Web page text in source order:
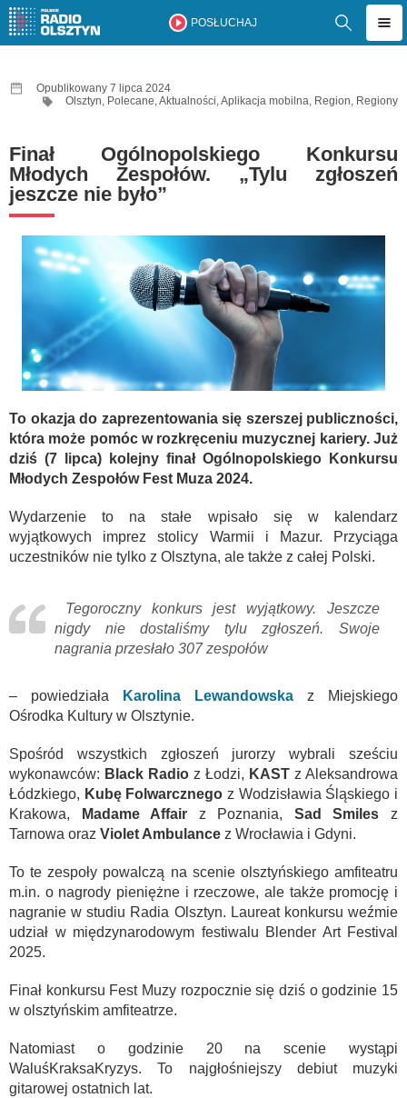
POSŁUCHAJ
Opublikowany 7 lipca 2024
Olsztyn, Polecane,Aktualności,Aplikacja mobilna, Region, Regiony
Finał Ogólnopolskiego Konkursu
Młodych Zespołów. „Tylu zgłoszeń
jeszcze nie było”
To okazja do zaprezentowania się szerszej publiczności,
która może pomóc w rozkręceniu muzycznej kariery. Już
dziś (7 lipca) kolejny finał Ogólnopolskiego Konkursu
Młodych Zespołów Fest Muza 2024.
Wydarzenie to na stałe wpisało się w kalendarz
wyjątkowych imprez stolicy Warmii i Mazur. Przyciąga
uczestników nie tylko z Olsztyna, ale także z całej Polski.
Tegoroczny konkurs jest wyjątkowy. Jeszcze
nigdy nie dostaliśmy tylu zgłoszeń. Swoje
nagrania przesłało 307 zespołów
– powiedziała Karolina Lewandowska z Miejskiego
Ośrodka Kultury w Olsztynie.
Spośród wszystkich zgłoszeń jurorzy wybrali sześciu
wykonawców: Black Radio z Łodzi, KAST z Aleksandrowa
Łódzkiego, Kubę Folwarcznego z Wodzisławia Śląskiego i
Krakowa,
Madame Affair z Poznania, Sad Smiles z
Tarnowa oraz Violet Ambulance z Wrocławia i Gdyni.
To te zespoły powalczą na scenie olsztyńskiego amfiteatru
m.in. o nagrody pieniężne i rzeczowe, ale także promocję i
nagranie w studiu Radia Olsztyn. Laureat konkursu weźmie
udział w międzynarodowym festiwalu Blender Art Festival
2025.
Finał konkursu Fest Muzy rozpocznie się dziś o godzinie 15
w olsztyńskim amfiteatrze.
Natomiast o godzinie 20 na scenie wystąpi
WaluśKraksaKryzys. To najgłośniejszy debiut muzyki
gitarowej ostatnich lat.